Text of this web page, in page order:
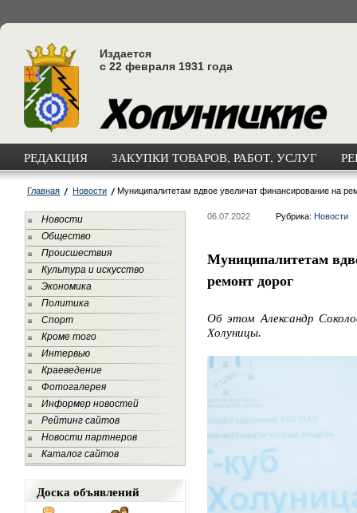
Издается
с 22 февраля 1931 года
РЕДАКЦИЯ ЗАКУПКИ ТОВАРОВ, РАБОТ, УСЛУГ
Главная Новости Муниципалитетам вдвое увеличат финансирование на
Новости
Общество
Происшествия
Культура и искусство
Экономика
Политика
Спорт
Кроме того
Интервью
Краеведение
Фотогалерея
Информер новостей
Рейтинг сайтов
Новости партнеров
Каталог сайтов
Доска объявлений
06.07.2022 Рубрика: Новости
Муниципалитетам
ремонт дорог
Об этом Александр
Холуницы.